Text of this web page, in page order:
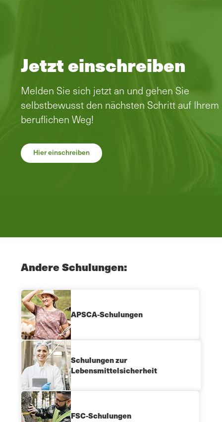
Jetzt einschreiben
Melden Sie sich jetzt an und gehen Sie
selbstbewusst den nächsten Schritt auf Ihrem
beruflichen Weg!
Hier einschreiben
Andere Schulungen:
APSCA-Schulungen
Schulungen zur
Lebensmittelsicherheit
FSC-Schulungen